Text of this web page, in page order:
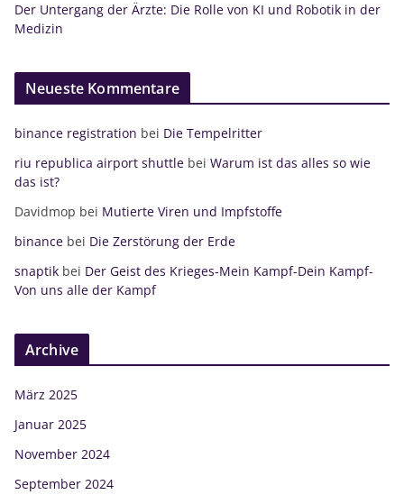
Der Untergang der Ärzte: Die Rolle von KI und Robotik in der
Medizin
Neueste Kommentare
binance registration bei Die Tempelritter
riu republica airport shuttle bei Warum ist das alles so wie
das ist?
Davidmop bei Mutierte Viren und Impfstoffe
binance bei Die Zerstörung der Erde
snaptik bei Der Geist des Krieges-Mein Kampf-Dein Kampf-
Von uns alle der Kampf
Archive
März 2025
Januar 2025
November 2024
September 2024